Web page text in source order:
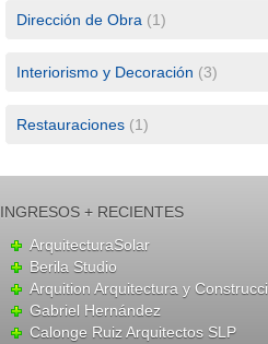
Dirección de Obra (1)
Interiorismo y Decoración (3)
Restauraciones (1)
INGRESOS + RECIENTES
ArquitecturaSolar
Berila Studio
Arquition Arquitectura y
Gabriel Hernández
Calonge Ruiz Arquitectos SLP